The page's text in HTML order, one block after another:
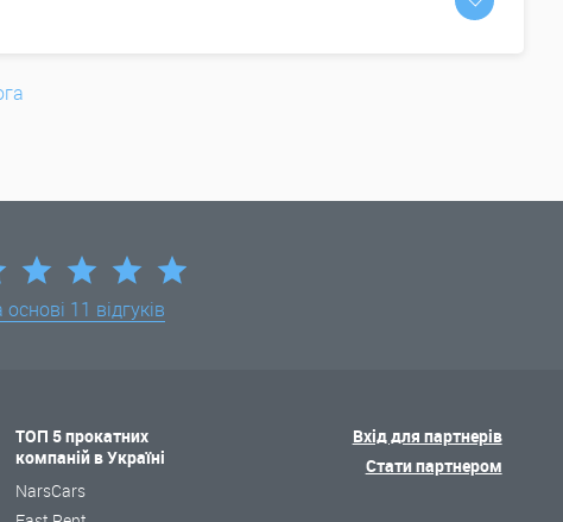
основі 11 відгуків
ТОП 5 прокатних
компаній в Україні
NarsCars
Вхід для партнерів
Стати партнером